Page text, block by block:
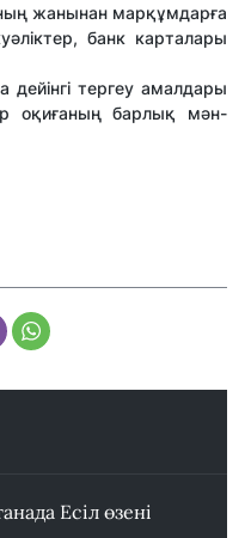
жанынан марқұмдарға
банк карталары
дейінгі тергеу амалдары
оқиғаның барлық мән-
Есіл өзені